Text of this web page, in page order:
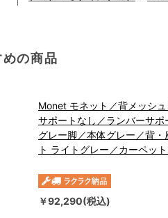
の商品
Monet モネット／背メッシ
サポートなし／ランバーサポ
グレー脚／本体グレー／背
ト ライトグレー／カーペッ
￥92,290(税込)